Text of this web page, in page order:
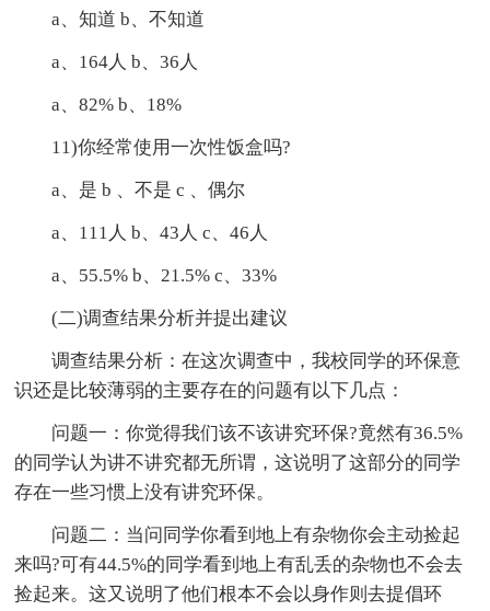
a、知道 b、不知道
a、164人 b、36人
a、82% b、18%
11)你经常使用一次性饭盒吗?
a、是 b 、不是 c 、偶尔
a、111人 b、43人 c、46人
a、55.5% b、21.5% c、33%
(二)调查结果分析并提出建议
调查结果分析：在这次调查中，我校同学的环保意
识还是比较薄弱的主要存在的问题有以下几点：
问题一：你觉得我们该不该讲究环保?竟然有36.5%
的同学认为讲不讲究都无所谓，这说明了这部分的同学
存在一些习惯上没有讲究环保。
问题二：当问同学你看到地上有杂物你会主动捡起
来吗?可有44.5%的同学看到地上有乱丢的杂物也不会去
捡起来。这又说明了他们根本不会以身作则去提倡环